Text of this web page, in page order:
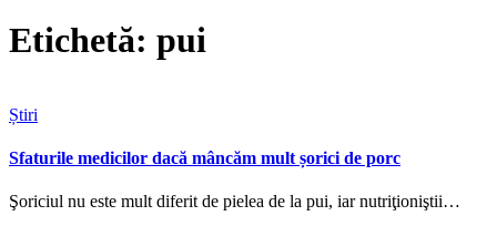
Etichetă: pui
Știri
Sfaturile medicilor dacă mâncăm mult șorici de porc
Şoriciul nu este mult diferit de pielea de la pui, iar nutriţioniştii…